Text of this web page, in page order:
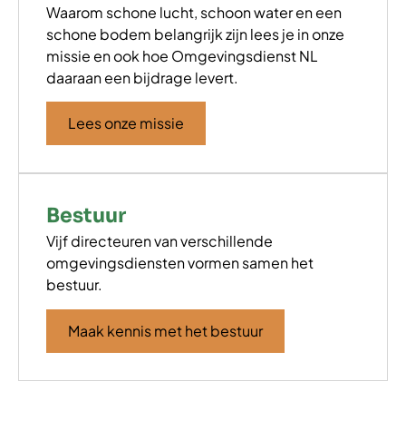
Waarom schone lucht, schoon water en een
schone bodem belangrijk zijn lees je in onze
missie en ook hoe Omgevingsdienst NL
daaraan een bijdrage levert.
Lees onze missie
Bestuur
Vijf directeuren van verschillende
omgevingsdiensten vormen samen het
bestuur.
Maak kennis met het bestuur